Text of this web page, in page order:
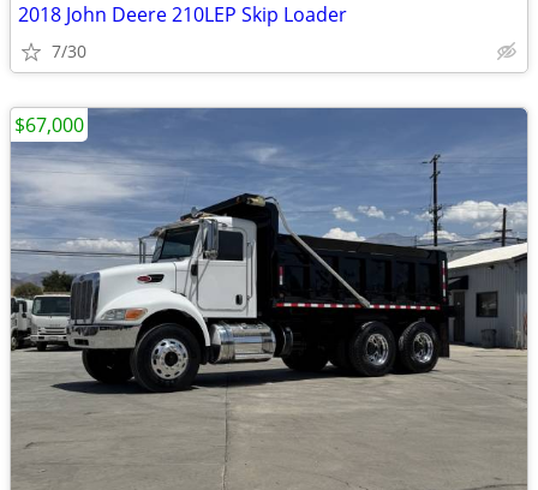
2018 John Deere 210LEP Skip Loader
7/30
$67,000